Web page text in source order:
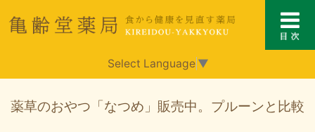
Select Language ▼
薬草のおやつ「なつめ」販売中。プルーンと比較